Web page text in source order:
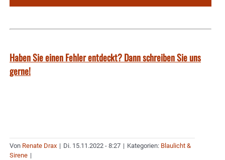
Haben Sie einen Fehler entdeckt? Dann schreiben Sie uns
gerne!
Von Renate Drax | Di. 15.11.2022 - 8:27 | Kategorien: Blaulicht &
Sirene |